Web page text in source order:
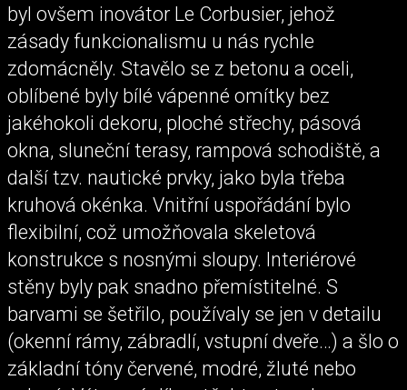
byl ovšem inovátor Le Corbusier, jehož
zásady funkcionalismu u nás rychle
zdomácněly. Stavělo se z betonu a oceli,
oblíbené byly bílé vápenné omítky bez
jakéhokoli dekoru, ploché střechy, pásová
okna, sluneční terasy, rampová schodiště, a
další tzv. nautické prvky, jako byla třeba
kruhová okénka. Vnitřní uspořádání bylo
flexibilní, což umožňovala skeletová
konstrukce s nosnými sloupy. Interiérové
stěny byly pak snadno přemístitelné. S
barvami se šetřilo, používaly se jen v detailu
(okenní rámy, zábradlí, vstupní dveře…) a šlo o
základní tóny červené, modré, žluté nebo